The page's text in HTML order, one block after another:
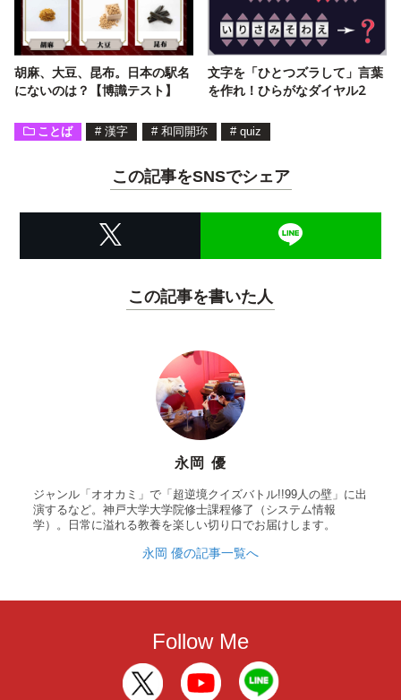
胡麻、大豆、昆布。日本の駅名
にないのは？【博識テスト】
文字を「ひとつズラして」言葉
を作れ！ひらがなダイヤル2
ことば # 漢字 # 和同開珎 # quiz
この記事をSNSでシェア
この記事を書いた人
永岡 優
ジャンル「オオカミ」で「超逆境クイズバトル!!99人の壁」に出
演するなど。神戸大学大学院修士課程修了（システム情報
学）。日常に溢れる教養を楽しい切り口でお届けします。
永岡 優の記事一覧へ
Follow Me